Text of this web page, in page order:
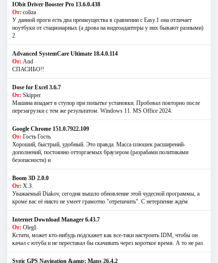
IObit Driver Booster Pro 13.6.0.438
От: coliza
У данной проги есть два преимущества в сравнении с Easy.1 она отличает
ноутбуки от стационарных (а дрова на видеоадаптеры у них бывают разными)
2
Advanced SystemCare Ultimate 18.4.0.114
От: And
СПАСИБО!!
Dose for Excel 3.6.7
От: Skipper
Машина впадает в ступор при попытке установки. Пробовал повторно после
перезагрузки с тем же результатом. Windows 11. MS Offiсe 2024.
Google Chrome 151.0.7922.109
От: Гость Гость
Хороший, быстрый, удобный. Это правда. Масса плюшек расширений-
дополнений, постоянно отторгаемых браузером (разрабами политиками
безопасности) и
Boom 3D 2.0.0
От: Х.З.
Уважаемый Diakov, сегодня вышло обновление этой чудесной программы, а
кроме вас её никто не умеет грамотно "отрепачить". С нетерпение ждём
Internet Download Manager 6.43.7
От: OlegL
Кстати, может кто-нибудь подскажет как все-таки настроить IDM, чтобы он
качал с ютуба и не переставал бы скачивать через короткое время. А то не раз
Sygic GPS Navigation &amp; Maps 26.4.2